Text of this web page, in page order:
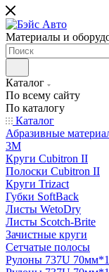
Материалы и
Каталог
По всему сайту
По каталогу
Каталог
Абразивные
3M
Круги Cubitron II
Полоски Cubitron II
Круги Trizact
Губки SoftBack
Листы WetoDry
Листы Scotch-Brite
Зачистные круги
Сетчатые полосы
Рулоны 737U